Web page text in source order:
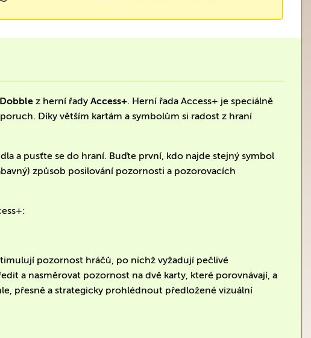
Dobblez herní řadyAccess+. Herní řada Access+ je speciálně
Díky větším kartám a symbolům si radost z hraní
a pusťte se do hraní. Buďte první, kdo najde stejný symbol
způsob posilování pozornosti a pozorovacích
pozornost hráčů, po nichž vyžadují pečlivé
a nasměrovat pozornost na dvě karty, které porovnávají, a
přesně a strategicky prohlédnout předložené vizuální